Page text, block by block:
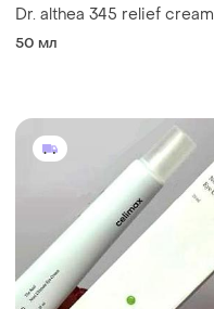
Dr. althea 345 relief cream
50 мл